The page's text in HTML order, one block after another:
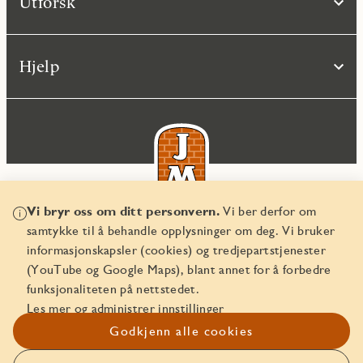
Vi bryr oss om ditt personvern.Vi ber derfor om
samtykke til å behandle opplysninger om deg. Vi bruker
informasjonskapsler (cookies) og tredjepartstjenester
(YouTube og Google Maps), blant annet for å forbedre
funksjonaliteten på nettstedet.
Les mer og administrer innstillinger
Godkjenn alle cookies
Hjelp
© JM Norge AS 2026
Organisasjonsnummer 829 350 122